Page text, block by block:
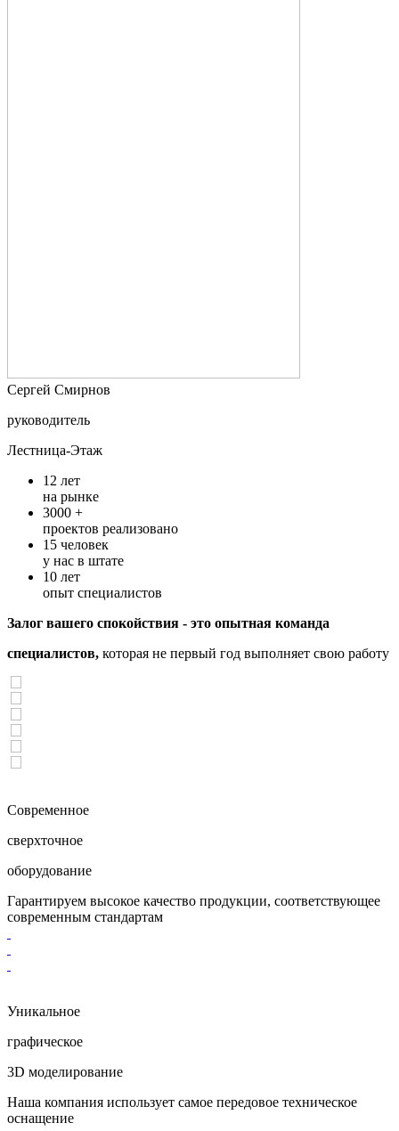
Cергей Смирнов
руководитель
Лестница-Этаж
12 лет
на рынке
3000 +
проектов реализовано
15 человек
у нас в штате
10 лет
опыт специалистов
Залог вашего спокойствия - это опытная команда
специалистов, которая не первый год выполняет свою работу
Современное
cверхточное
оборудование
Гарантируем высокое качество продукции, соответствующее
современным стандартам
Уникальное
графическое
3D моделирование
Наша компания использует самое передовое техническое
оснащение